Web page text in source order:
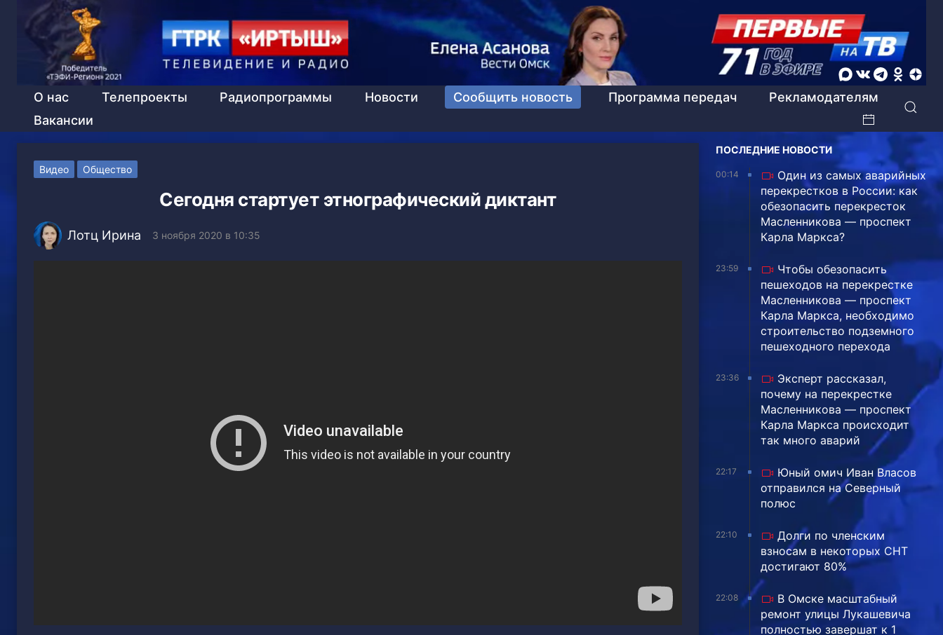
О нас Телепроекты Радиопрограммы Новости Сообщить новость Программа передач
Рекламодателям
Вакансии
Видео Общество
Сегодня стартует этнографический диктант
Лотц Ирина 3 ноября 2020 в 10:35
ПОСЛЕДНИЕ НОВОСТИ
00:14
Один из самых аварийных
перекрестков в России: как
обезопасить перекресток
Масленникова — проспект
Карла Маркса?
23:59
Чтобы обезопасить
пешеходов на перекрестке
Масленникова — проспект
Карла Маркса, необходимо
строительство подземного
пешеходного перехода
23:36
Эксперт рассказал,
почему на перекрестке
Масленникова — проспект
Карла Маркса происходит
так много аварий
22:17
Юный омич Иван Власов
отправился на Северный
полюс
22:10
Долги по членским
взносам в некоторых СНТ
достигают 80%
22:08
В Омске масштабный
ремонт улицы Лукашевича
полностью завершат к 1